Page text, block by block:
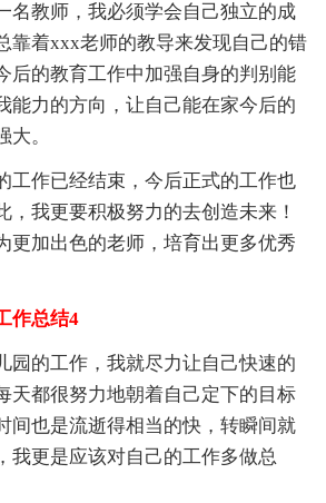
名教师，我必须学会自己独立的成
靠着xxx老师的教导来发现自己的错
后的教育工作中加强自身的判别能
能力的方向，让自己能在家今后的
大。
工作已经结束，今后正式的工作也
，我更要积极努力的去创造未来！
更加出色的老师，培育出更多优秀
作总结4
园的工作，我就尽力让自己快速的
天都很努力地朝着自己定下的目标
间也是流逝得相当的快，转瞬间就
我更是应该对自己的工作多做总